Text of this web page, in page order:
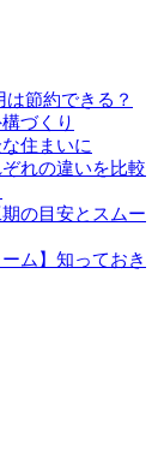
節約できる？
づくり
住まいに
れの違いを比較
の目安とスムー
ム】知っておき